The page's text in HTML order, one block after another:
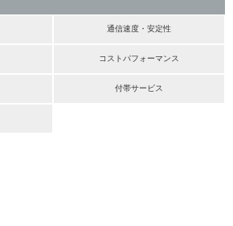
通信速度・安定性
コストパフォーマンス
付帯サービス